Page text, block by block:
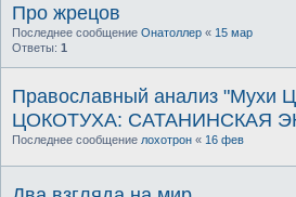
Про жрецов
Последнее сообщение Онатоллер « 15 мар
Ответы: 1
Православный анализ "Мухи
ЦОКОТУХА: САТАНИНСКАЯ
Последнее сообщение лохотрон « 16 фев